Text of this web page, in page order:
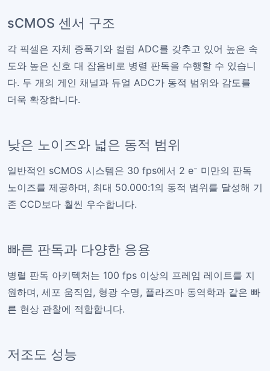
sCMOS 센서 구조
각 픽셀은 자체 증폭기와 컬럼 ADC를 갖추고 있어 높은 속
도와 높은 신호 대 잡음비로 병렬 판독을 수행할 수 있습니
다. 두 개의 게인 채널과 듀얼 ADC가 동적 범위와 감도를
더욱 확장합니다.
낮은 노이즈와 넓은 동적 범위
일반적인 sCMOS 시스템은 30 fps에서 2 e⁻ 미만의 판독
노이즈를 제공하며, 최대 50.000:1의 동적 범위를 달성해 기
존 CCD보다 훨씬 우수합니다.
빠른 판독과 다양한 응용
병렬 판독 아키텍처는 100 fps 이상의 프레임 레이트를 지
원하며, 세포 움직임, 형광 수명, 플라즈마 동역학과 같은 빠
른 현상 관찰에 적합합니다.
저조도 성능